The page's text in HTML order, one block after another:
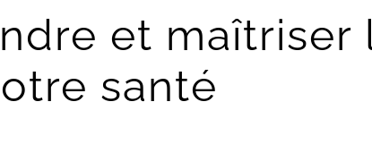
et maîtriser
santé